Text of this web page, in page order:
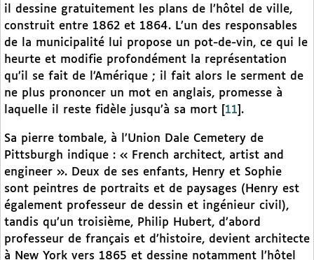
il dessine gratuitement les plans de l’hôtel de ville,
construit entre 1862 et 1864. L’un des responsables
de la municipalité lui propose un pot-de-vin, ce qui le
heurte et modifie profondément la représentation
qu’il se fait de l’Amérique ; il fait alors le serment de
ne plus prononcer un mot en anglais, promesse à
laquelle il reste fidèle jusqu’à sa mort
11 .
Sa pierre tombale, à l’Union Dale Cemetery de
Pittsburgh indique : « French architect, artist and
engineer ». Deux de ses enfants, Henry et Sophie
sont peintres de portraits et de paysages (Henry est
également professeur de dessin et ingénieur civil),
tandis qu’un troisième, Philip Hubert, d’abord
professeur de français et d’histoire, devient architecte
à New York vers 1865 et dessine notamment l’hôtel